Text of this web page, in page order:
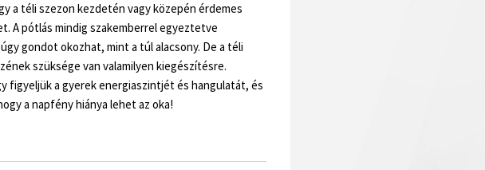
a téli szezon kezdetén vagy közepén érdemes
A pótlás mindig szakemberrel egyeztetve
gondot okozhat, mint a túl alacsony. De a téli
szüksége van valamilyen kiegészítésre.
figyeljük a gyerek energiaszintjét és hangulatát, és
a napfény hiánya lehet az oka!